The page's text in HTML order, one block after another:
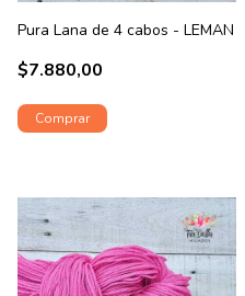
Pura Lana de 4 cabos - LEMAN
$7.880,00